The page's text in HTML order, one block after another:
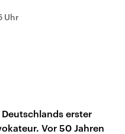
Uhr
erster
Vor 50 Jahren